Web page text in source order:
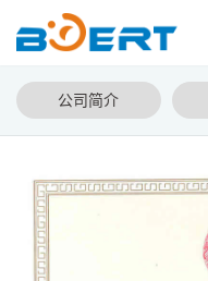
公司简介